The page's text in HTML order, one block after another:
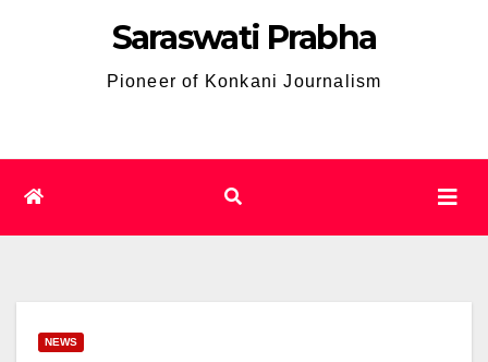
Saraswati Prabha
Pioneer of Konkani Journalism
NEWS